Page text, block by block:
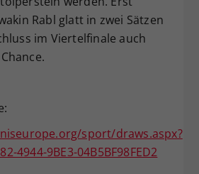
Rabl glatt in zwei Sätzen
im Viertelfinale auch
sport/draws.aspx?
4944-9BE3-04B5BF98FED2